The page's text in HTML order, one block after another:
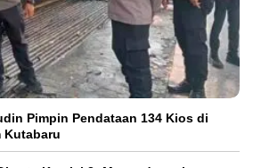
Pimpin Pendataan 134 Kios di
Kutabaru